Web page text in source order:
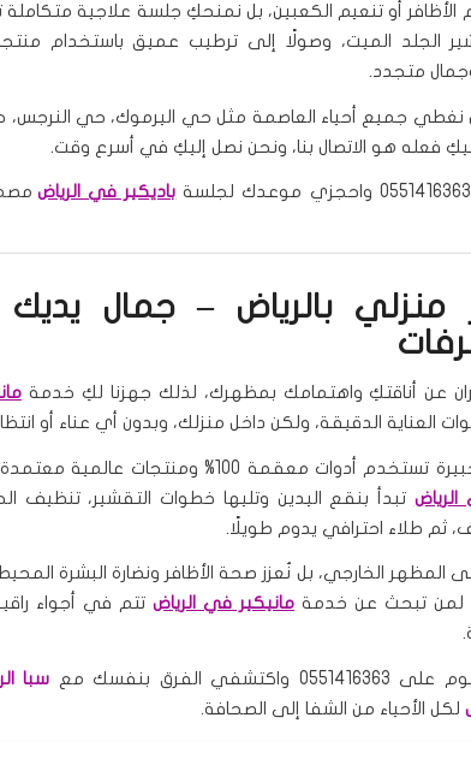
أو تنعيم الكعبين، بل نمنحكِ جلسة علاجية متكاملة
الجلد الميت، وصولًا إلى ترطيب عميق باستخدام
متجدد.
نغطي جميع أحياء العاصمة مثل حي اليرموك، حي النرجس،
فعله هو الاتصال بنا، ونحن نصل إليكِ في أسرع وقت.
باديكير في الرياض
منزلي بالرياض – جمال يديك
عن أناقتكِ واهتمامك بمظهرك، لذلك جهزنا لكِ خدمة
الدقيقة، ولكن داخل منزلك، وبدون أي عناء أو
نُرسل إليكِ أخصائية خبيرة تستخدم أدوات معقمة 100%
تبدأ بنقع اليدين وتليها خطوات التقشير، تنظيف
ثم طلاء احترافي يدوم طويلًا.
الخارجي، بل نُعزز صحة الأظافر ونضارة البشرة
لمن تبحث عن خدمة مانيكير في الرياضتتم في أجواء
الفرق بنفسك مع سبا
لكل الأحياء من الشفا إلى الصحافة.